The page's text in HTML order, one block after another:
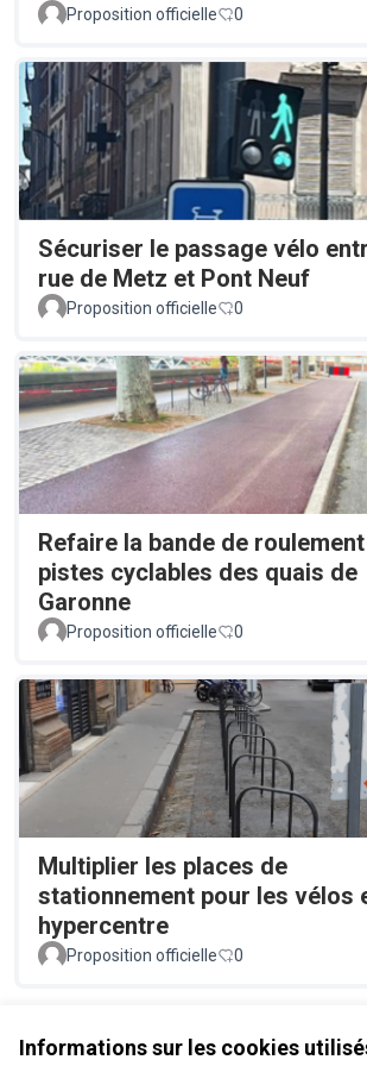
Informations sur les cookies
Proposition officielle 0
Sécuriser le passage vélo
rue de Metz et Pont Neuf
Proposition officielle 0
Refaire la bande de
pistes cyclables des quais de
Garonne
Proposition officielle 0
Multiplier les places de
stationnement pour les vélos
hypercentre
Proposition officielle 0